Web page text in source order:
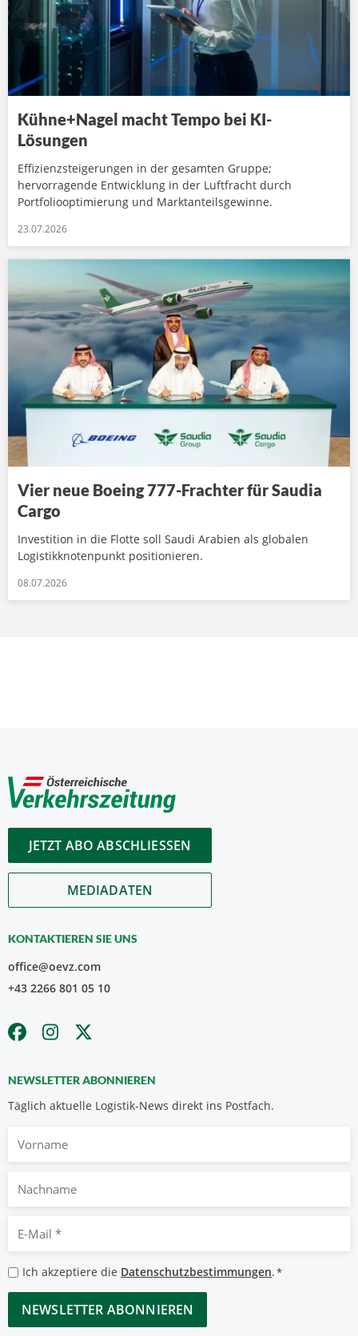
Kühne+Nagel macht Tempo bei KI-
Lösungen
Effizienzsteigerungen in der gesamten Gruppe;
hervorragende Entwicklung in der Luftfracht durch
Portfoliooptimierung und Marktanteilsgewinne.
23.07.2026
Vier neue Boeing 777-Frachter für Saudia
Cargo
Investition in die Flotte soll Saudi Arabien als globalen
Logistikknotenpunkt positionieren.
08.07.2026
JETZT ABO ABSCHLIESSEN
MEDIADATEN
KONTAKTIEREN SIE UNS
office@oevz.com
+43 2266 801 05 10
NEWSLETTER ABONNIEREN
Täglich aktuelle Logistik-News direkt ins Postfach.
Vorname
Nachname
Mail
*
Datenschutzbestimmungen
*
Ich akzeptiere die Datenschutzbestimmungen.*
CAPTCHA